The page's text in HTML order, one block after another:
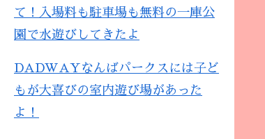
て！入場料も駐車場も無料の一庫公
園で水遊びしてきたよ
DADWAYなんばパークスには子ど
もが大喜びの室内遊び場があった
よ！